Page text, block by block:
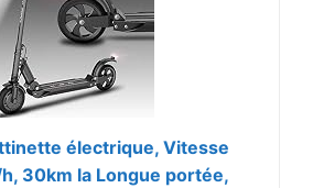
électrique, Vitesse
30km la Longue portée,